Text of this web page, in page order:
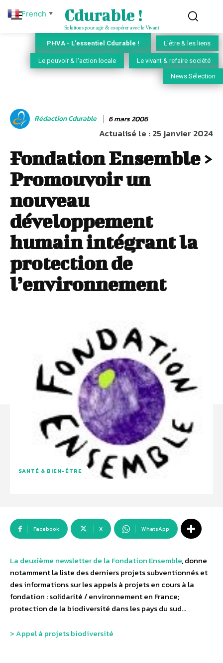
Cdurable !
Solutions pour agir & coopérer avec le Vivant
PHVA - L'essentiel Cdurable ! L'être & les liens
Le pouvoir & l'action locale Le vivant & refaire société
News Sélection
Rédaction Cdurable 6 mars 2006
Actualisé le :25 janvier 2024
Fondation Ensemble >
Promouvoir un
nouveau
développement
humain intégrant la
protection de
l’environnement
SANTÉ & BIEN-ÊTRE
Facebook X WhatsApp
La deuxième newsletter de la Fondation Ensemble, donne
notamment la liste des derniers projets subventionnés et
des informations sur les appels à projets en cours à la
fondation : solidarité / environnement en France;
protection de la biodiversité dans les pays du sud…
> Appel à projets biodiversité
French ▼